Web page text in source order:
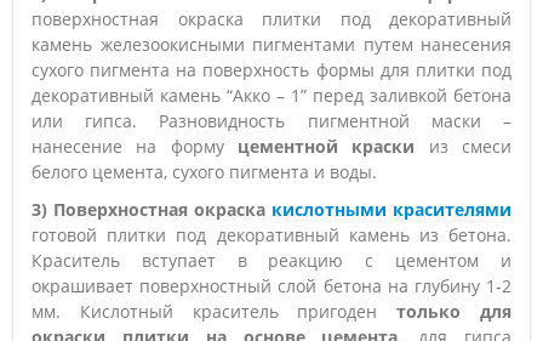
поверхностная окраска плитки под декоративный
камень железоокисными пигментами путем нанесения
сухого пигмента на поверхность формы для плитки под
декоративный камень “Акко – 1” перед заливкой бетона
или гипса. Разновидность пигментной маски –
нанесение на форму цементной краски из смеси
белого цемента, сухого пигмента и воды.
3) Поверхностная окраска кислотными красителями
готовой плитки под декоративный камень из бетона.
Краситель вступает в реакцию с цементом и
окрашивает поверхностный слой бетона на глубину 1-2
мм. Кислотный краситель пригодентолько для